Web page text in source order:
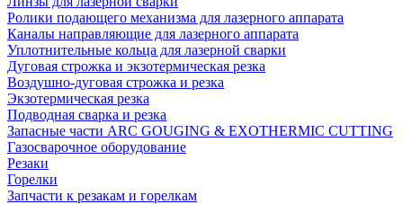
Ролики подающего механизма для лазерного аппарата
Каналы направляющие для лазерного аппарата
Уплотнительные кольца для лазерной сварки
Дуговая строжка и экзотермическая резка
Воздушно-дуговая строжка и резка
Экзотермическая резка
Подводная сварка и резка
Запасные части ARC GOUGING & EXOTHERMIC CUTTING
Газосварочное оборудование
Резаки
Горелки
Запчасти к резакам и горелкам